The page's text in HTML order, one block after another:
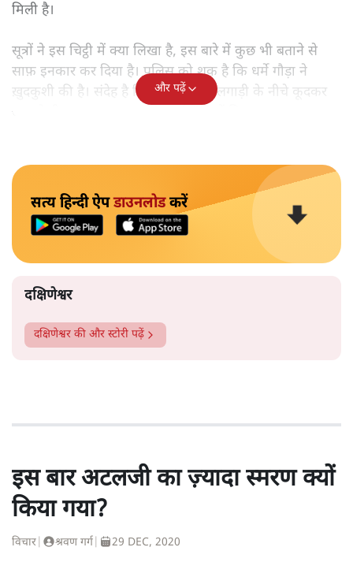
मिली है।
सूत्रों ने इस चिट्ठी में क्या लिखा है, इस बारे में कुछ भी बताने से
साफ़ इनकार कर दिया है। पुलिस को शक है कि धर्मे गौड़ा ने
ख़ुदकुशी की है। संदेह है कि धर्मे गौड़ा ने रेलगाड़ी के नीचे कूदकर
जान दे दी। उनका शव क्षत-विक्षत स्थिति में मिला।
और पढ़ें
सत्य हिन्दी ऐपडाउनलोडकरें
दक्षिणेश्वर
दक्षिणेश्वर की और स्टोरी पढ़ें
इस बार अटलजी का ज़्यादा स्मरण क्यों
किया गया?
विचार श्रवण गर्ग 29 DEC, 2020